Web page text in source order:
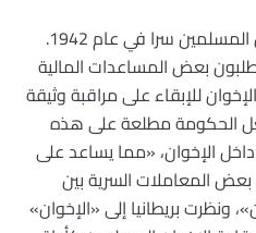
o نعم، يوثّق الكتاب ملفات بريطانية سرية تم الكشف عنها، والتي تبين أن بريطانيا بدأت تمويل جماعة الإخوان المسلمين سرا في عام 1942.
بعض المساعدات المالية
للإبقاء على مراقبة وثيقة
الحكومة مطلعة على هذه
الإخوان، «مما يساعد على
المعاملات السرية بين
مباشرة اختلف مع «الإخوان»، ونظرت بريطانيا إلى «الإخوان»